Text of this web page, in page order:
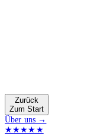
Zurück
Zum Start
Über uns →
★★★★★